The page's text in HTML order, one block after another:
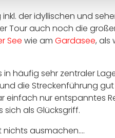
der idyllischen und
Tour auch noch die
See wie am Gardasee, als
häufig sehr zentraler
die Streckenführung
nur entspanntes
als Glücksgriff.
ausmachen....